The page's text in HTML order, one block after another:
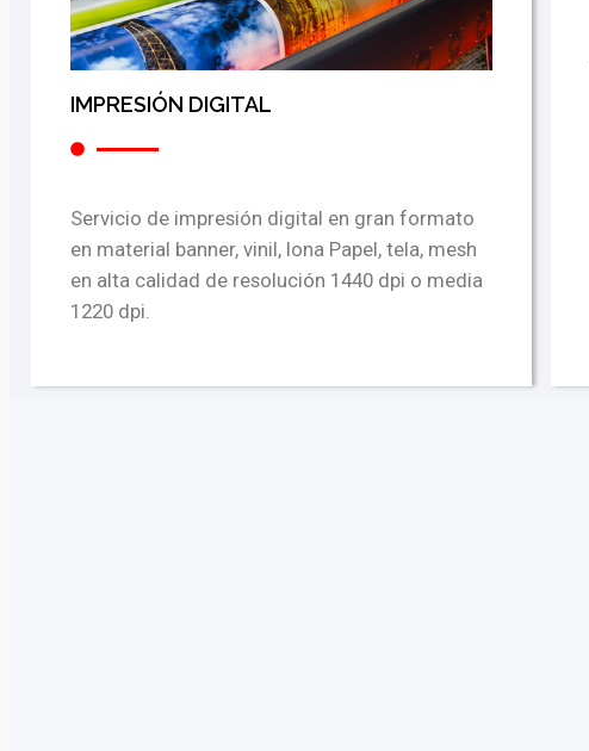
IMPRESIÓN DIGITAL
Servicio de impresión digital en gran formato
en material banner, vinil, lona Papel, tela, mesh
en alta calidad de resolución 1440 dpi o media
1220 dpi.